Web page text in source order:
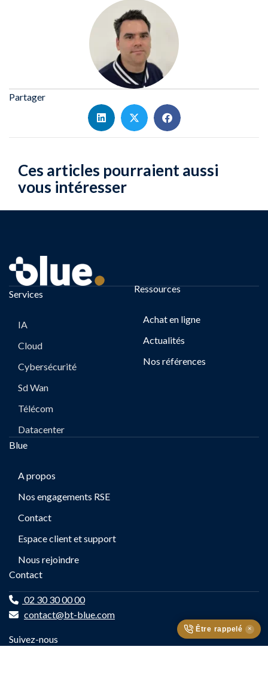
Partager
Ces articles pourraient aussi
vous intéresser
Être rappelé ✕
Services
IA
Cloud
Cybersécurité
Sd Wan
Télécom
Datacenter
Ressources
Achat en ligne
Actualités
Nos références
Blue
A propos
Nos engagements RSE
Contact
Espace client et support
Nous rejoindre
Contact
02 30 30 00 00
contact@bt-blue.com
Suivez-nous